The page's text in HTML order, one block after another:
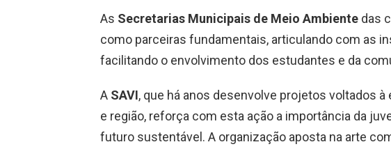
As Secretarias Municipais de Meio Ambiente das
como parceiras fundamentais, articulando com as
facilitando o envolvimento dos estudantes e da
A SAVI, que há anos desenvolve projetos voltados
e região, reforça com esta ação a importância da
futuro sustentável. A organização aposta na arte